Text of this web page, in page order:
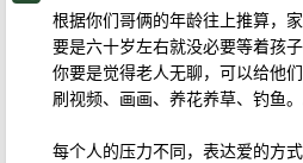
根据你们哥俩的年龄往上推算，
要是六十岁左右就没必要等着孩子
你要是觉得老人无聊，可以给他
刷视频、画画、养花养草、钓鱼。
每个人的压力不同，表达爱的方